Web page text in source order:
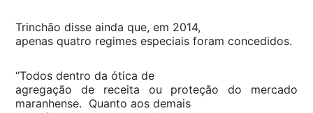
Trinchão disse ainda que, em 2014,
apenas quatro regimes especiais foram concedidos.
“Todos dentro da ótica de
agregação de receita ou proteção do mercado
maranhense. Quanto aos demais